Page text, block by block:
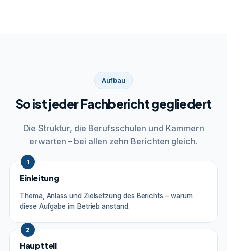
Aufbau
So ist jeder Fachbericht gegliedert
Die Struktur, die Berufsschulen und Kammern
erwarten – bei allen zehn Berichten gleich.
1
Einleitung
Thema, Anlass und Zielsetzung des Berichts – warum
diese Aufgabe im Betrieb anstand.
2
Hauptteil